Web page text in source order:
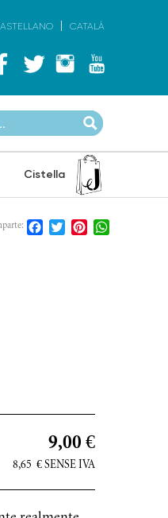
CATALÀ
Cistella
Facebook
TwitterPinterest
9,00 €
8,65 €SENSE IVA